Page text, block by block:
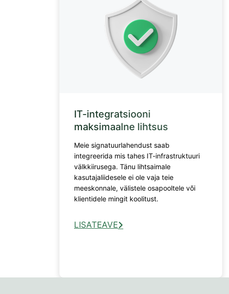
IT-integratsiooni
maksimaalne lihtsus
Meie signatuurlahendust saab
integreerida mis tahes IT-infrastruktuuri
välkkiirusega. Tänu lihtsaimale
kasutajaliidesele ei ole vaja teie
meeskonnale, välistele osapooltele või
klientidele mingit koolitust.
LISATEAVE